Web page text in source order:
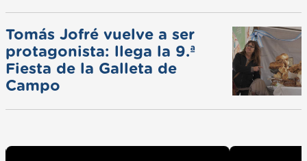
Tomás Jofré vuelve a ser
protagonista: llega la 9.ª
Fiesta de la Galleta de
Campo